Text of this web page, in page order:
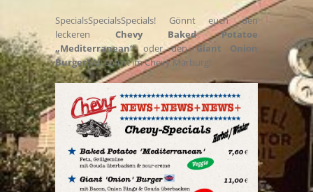
SpecialsSpecialsSpecials! Gönnt euch den
leckeren Chevy Baked Potatoe
„Mediterranean“ oder denGiant Onion
Burger!Ab sofort im Chevy Marburg!